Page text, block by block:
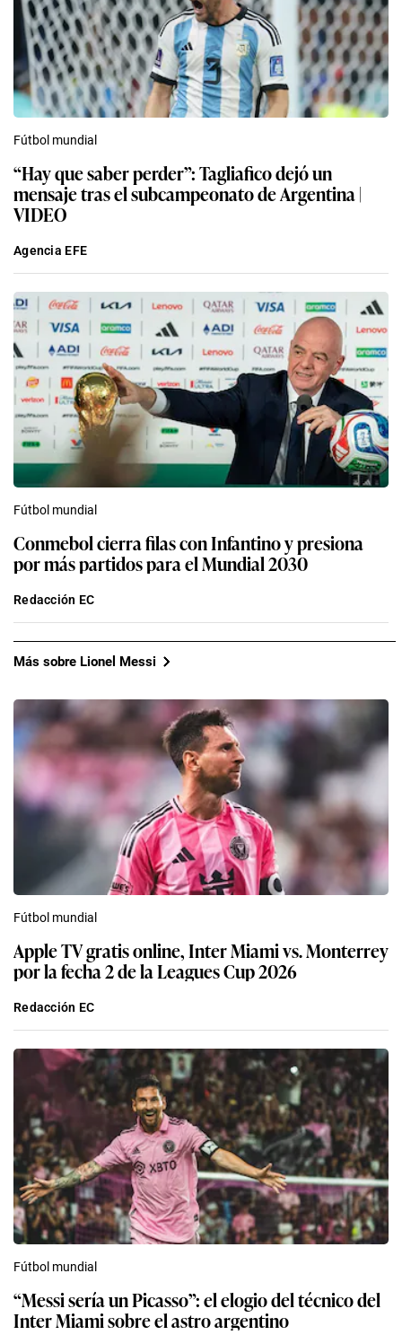
Fútbol mundial
“Hay que saber perder”: Tagliafico dejó un
mensaje tras el subcampeonato de Argentina |
VIDEO
Agencia EFE
Fútbol mundial
Conmebol cierra filas con Infantino y presiona
por más partidos para el Mundial 2030
Redacción EC
Más sobre Lionel Messi
Fútbol mundial
Apple TV gratis online, Inter Miami vs. Monterrey
por la fecha 2 de la Leagues Cup 2026
Redacción EC
Fútbol mundial
“Messi sería un Picasso”: el elogio del técnico del
Inter Miami sobre el astro argentino